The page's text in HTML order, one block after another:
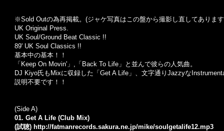
※Sold Outの為再掲載。 (ジャケ写真はこの盤から撮影し直してありま
UK Original Press.
UK Soul/Ground Beat Classic !!
89' UK Soul Classics !!
基本中の基本！！
「Keep On Movin'」,「Back To Life」と並んで彼らの人気曲。
DJ Kiyo氏もMixに収録した「Get A Life」、文字通りJazzyな
説明不要です！！
(Side A)
01. Get A Life (Club Mix)
(試聴) http://fatmanrecords.sakura.ne.jp/mike/soulgetalife12.mp3